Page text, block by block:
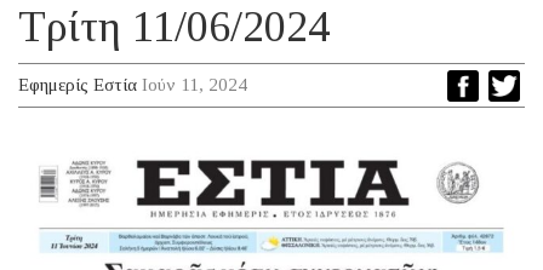
Τρίτη 11/06/2024
Εφημερίς Εστία Ιούν 11, 2024